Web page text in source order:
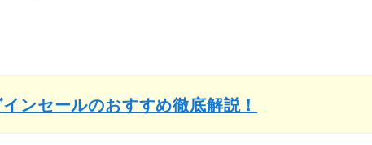
ンセールのおすすめ徹底解説！